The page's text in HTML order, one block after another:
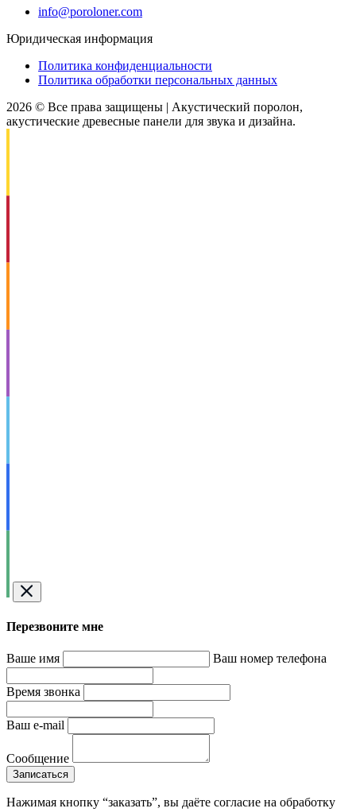
info@poroloner.com
Юридическая информация
Политика конфиденциальности
Политика обработки персональных данных
2026 © Все права защищены | Акустический поролон,
акустические древесные панели для звука и дизайна.
Перезвоните мне
Ваше имя Ваш номер телефона
Время звонка
Ваш e-mail
Сообщение
Записаться
Нажимая кнопку “заказать”, вы даёте согласие на обработку